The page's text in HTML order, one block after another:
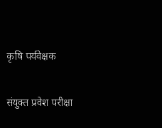
कृषि पर्यवेक्षक
संयुक्त प्रवेश परीक्षा